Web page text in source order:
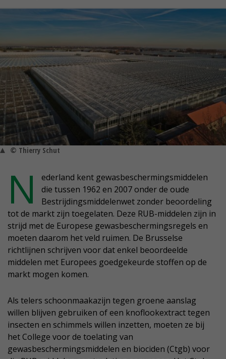
© Thierry Schut
N
ederland kent gewasbeschermingsmiddelen
die tussen 1962 en 2007 onder de oude
Bestrijdingsmiddelenwet zonder beoordeling
tot de markt zijn toegelaten. Deze RUB-middelen zijn in
strijd met de Europese gewasbeschermingsregels en
moeten daarom het veld ruimen. De Brusselse
richtlijnen schrijven voor dat enkel beoordeelde
middelen met Europees goedgekeurde stoffen op de
markt mogen komen.
Als telers schoonmaakazijn tegen groene aanslag
willen blijven gebruiken of een knoflookextract tegen
insecten en schimmels willen inzetten, moeten ze bij
het College voor de toelating van
gewasbeschermingsmiddelen en biociden (Ctgb) voor